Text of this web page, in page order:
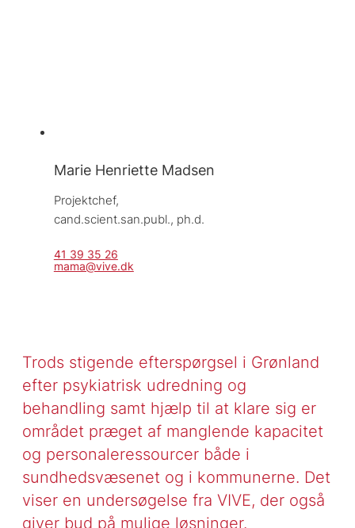
Marie Henriette Madsen
Projektchef,
cand.scient.san.publ., ph.d.
41 39 35 26
mama@vive.dk
Trods stigende efterspørgsel i Grønland
efter psykiatrisk udredning og
behandling samt hjælp til at klare sig er
området præget af manglende kapacitet
og personaleressourcer både i
sundhedsvæsenet og i kommunerne. Det
viser en undersøgelse fra VIVE, der også
giver bud på mulige løsninger.